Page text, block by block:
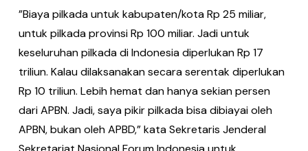
”Biaya pilkada untuk kabupaten/kota Rp 25 miliar,
untuk pilkada provinsi Rp 100 miliar. Jadi untuk
keseluruhan pilkada di Indonesia diperlukan Rp 17
triliun. Kalau dilaksanakan secara serentak diperlukan
Rp 10 triliun. Lebih hemat dan hanya sekian persen
dari APBN. Jadi, saya pikir pilkada bisa dibiayai oleh
APBN, bukan oleh APBD,” kata Sekretaris Jenderal